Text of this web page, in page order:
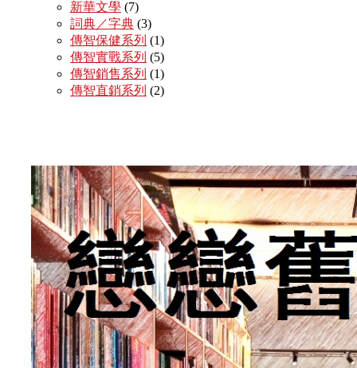
新華文學 (7)
詞典／字典 (3)
傳智保健系列 (1)
傳智實戰系列 (5)
傳智銷售系列 (1)
傳智直銷系列 (2)